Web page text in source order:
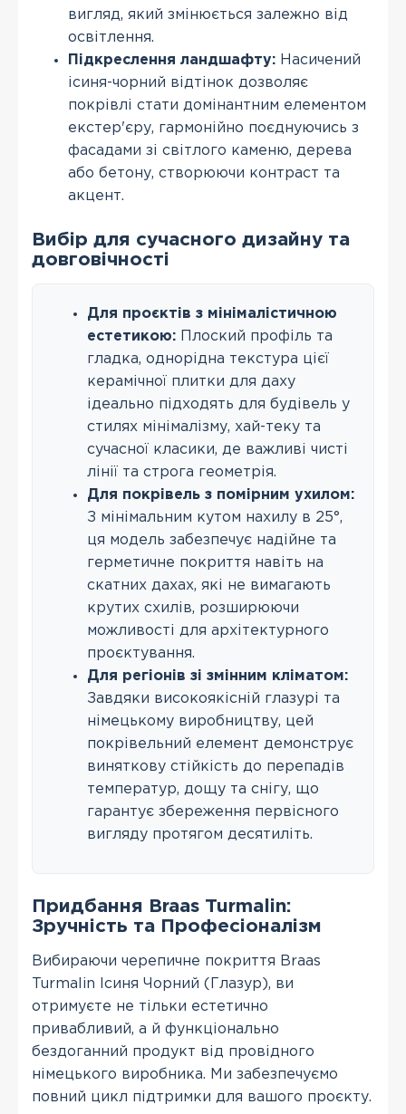
вигляд, який змінюється залежно від
освітлення.
Підкреслення ландшафту: Насичений
ісиня-чорний відтінок дозволяє
покрівлі стати домінантним елементом
екстер'єру, гармонійно поєднуючись з
фасадами зі світлого каменю, дерева
або бетону, створюючи контраст та
акцент.
Вибір для сучасного дизайну та
довговічності
Для проєктів з мінімалістичною
естетикою: Плоский профіль та
гладка, однорідна текстура цієї
керамічної плитки для даху
ідеально підходять для будівель у
стилях мінімалізму, хай-теку та
сучасної класики, де важливі чисті
лінії та строга геометрія.
Для покрівель з помірним ухилом:
З мінімальним кутом нахилу в 25°,
ця модель забезпечує надійне та
герметичне покриття навіть на
скатних дахах, які не вимагають
крутих схилів, розширюючи
можливості для архітектурного
проєктування.
Для регіонів зі змінним кліматом:
Завдяки високоякісній глазурі та
німецькому виробництву, цей
покрівельний елемент демонструє
виняткову стійкість до перепадів
температур, дощу та снігу, що
гарантує збереження первісного
вигляду протягом десятиліть.
Придбання Braas Turmalin:
Зручність та Професіоналізм
Вибираючи черепичне покриття Braas
Turmalin Ісиня Чорний (Глазур), ви
отримуєте не тільки естетично
привабливий, а й функціонально
бездоганний продукт від провідного
німецького виробника. Ми забезпечуємо
повний цикл підтримки для вашого проєкту.